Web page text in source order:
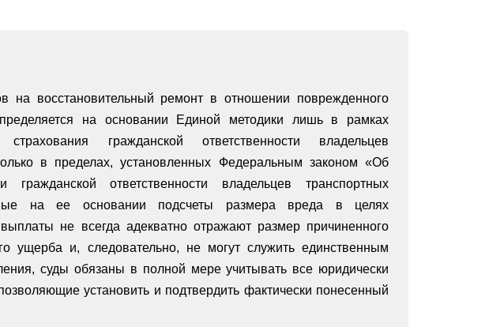
на восстановительный ремонт в отношении поврежденного
на основании Единой методики лишь в рамках
страхования гражданской ответственности владельцев
в пределах, установленных Федеральным законом «Об
гражданской ответственности владельцев транспортных
на ее основании подсчеты размера вреда в целях
не всегда адекватно отражают размер причиненного
ущерба и, следовательно, не могут служить единственным
суды обязаны в полной мере учитывать все юридически
установить и подтвердить фактически понесенный